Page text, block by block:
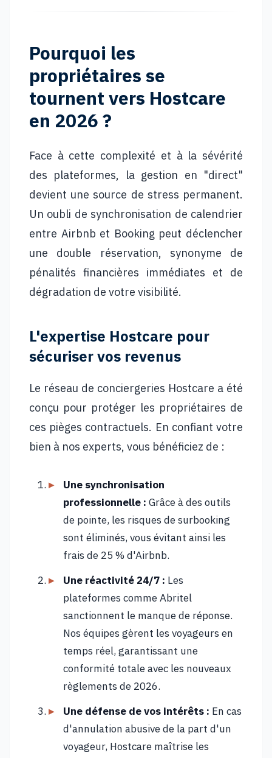
Pourquoi les
propriétaires se
tournent vers Hostcare
en 2026 ?
Face à cette complexité et à la sévérité
des plateformes, la gestion en "direct"
devient une source de stress permanent.
Un oubli de synchronisation de calendrier
entre Airbnb et Booking peut déclencher
une double réservation, synonyme de
pénalités financières immédiates et de
dégradation de votre visibilité.
L'expertise Hostcare pour
sécuriser vos revenus
Le réseau de conciergeries Hostcare a été
conçu pour protéger les propriétaires de
ces pièges contractuels. En confiant votre
bien à nos experts, vous bénéficiez de :
Une synchronisation
professionnelle : Grâce à des outils
de pointe, les risques de surbooking
sont éliminés, vous évitant ainsi les
frais de 25 % d'Airbnb.
Une réactivité 24/7 : Les
plateformes comme Abritel
sanctionnent le manque de réponse.
Nos équipes gèrent les voyageurs en
temps réel, garantissant une
conformité totale avec les nouveaux
règlements de 2026.
Une défense de vos intérêts : En cas
d'annulation abusive de la part d'un
voyageur, Hostcare maîtrise les